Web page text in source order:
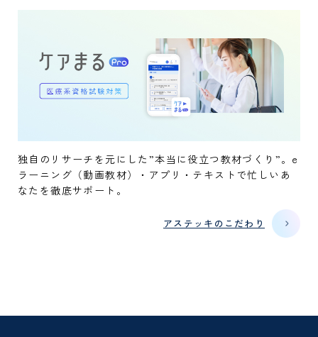
独自のリサーチを元にした”本当に役立つ教材づくり”。e
ラーニング（動画教材）・アプリ・テキストで忙しいあ
なたを徹底サポート。
アステッキのこだわり